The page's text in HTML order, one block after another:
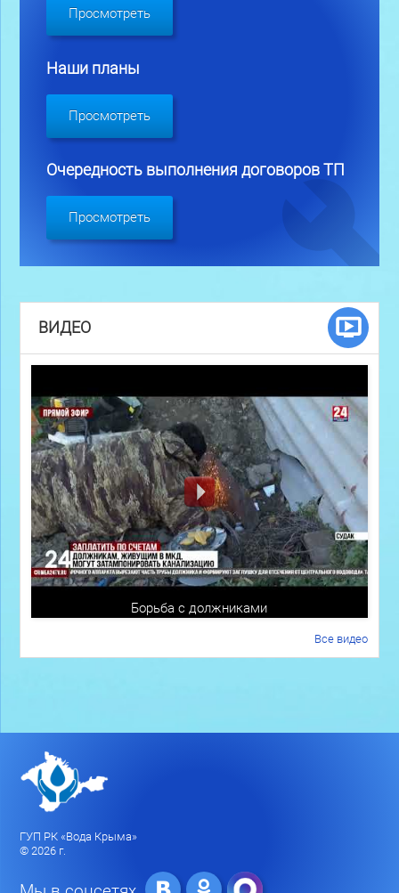
Просмотреть
Наши планы
Просмотреть
Очередность выполнения договоров ТП
Просмотреть
ВИДЕО
Борьба с должниками
Все видео
ГУП РК «Вода Крыма»
© 2026 г.